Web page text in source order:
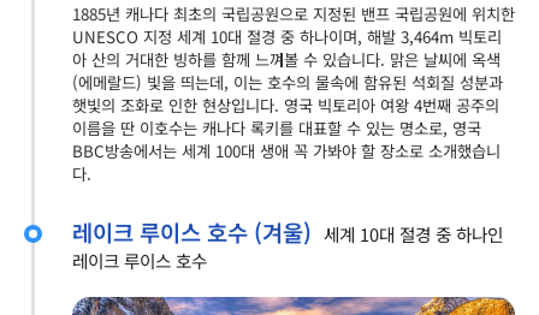
1885년 캐나다 최초의 국립공원으로 지정된 밴프 국립공원에 위치한
UNESCO 지정 세계 10대 절경 중 하나이며, 해발 3,464m 빅토리
아 산의 거대한 빙하를 함께 느껴볼 수 있습니다. 맑은 날씨에 옥색
(에메랄드) 빛을 띄는데, 이는 호수의 물속에 함유된 석회질 성분과
햇빛의 조화로 인한 현상입니다. 영국 빅토리아 여왕 4번째 공주의
이름을 딴 이호수는 캐나다 록키를 대표할 수 있는 명소로, 영국
BBC방송에서는 세계 100대 생애 꼭 가봐야 할 장소로 소개했습니
다.
레이크 루이스 호수 (겨울) 세계 10대 절경 중 하나인
레이크 루이스 호수